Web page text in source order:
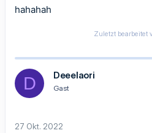
hahahah
Zuletzt bearbeitet
D Deeelaori
Gast
27 Okt. 2022